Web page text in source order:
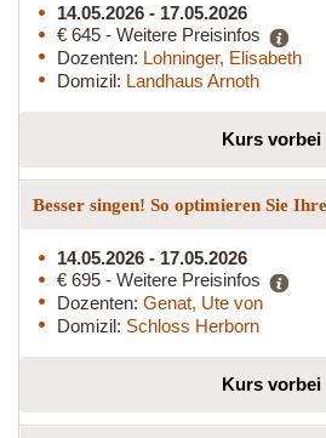
14.05.2026 - 17.05.2026
€ 645 - Weitere Preisinfos
Dozenten: Lohninger, Elisabeth
Domizil: Landhaus Arnoth
Kurs vorbei
Besser singen! So optimieren Sie
14.05.2026 - 17.05.2026
€ 695 - Weitere Preisinfos
Dozenten: Genat, Ute von
Domizil: Schloss Herborn
Kurs vorbei